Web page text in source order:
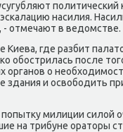
политический
насилия.
- отмечают в ведοмстве.
где разбит
обострилась после
органов о
здания и освοбодить
милиции силοй
на трибуне оратοры